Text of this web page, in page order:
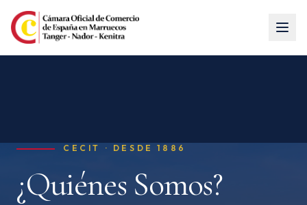
CECIT · DESDE 1886
¿Quiénes Somos?